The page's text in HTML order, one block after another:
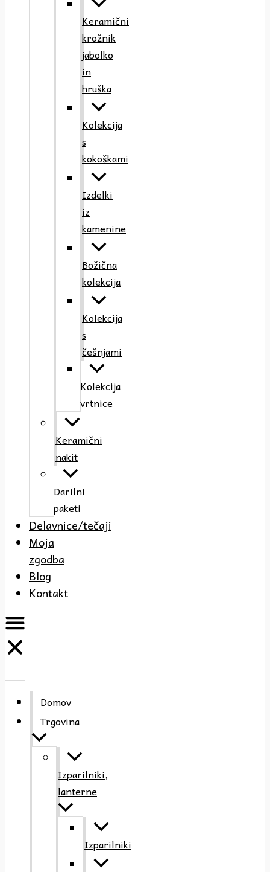
Keramični
krožnik
jabolko
in
hruška
Kolekcija
s
kokoškami
Izdelki
iz
kamenine
Božična
kolekcija
Kolekcija
s
češnjami
Kolekcija
vrtnice
Keramični
nakit
Darilni
paketi
Delavnice/tečaji
Moja
zgodba
Blog
Kontakt
Domov
Trgovina
Izparilniki,
lanterne
Izparilniki